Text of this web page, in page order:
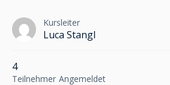
Kursleiter
Luca Stangl
4
Teilnehmer Angemeldet